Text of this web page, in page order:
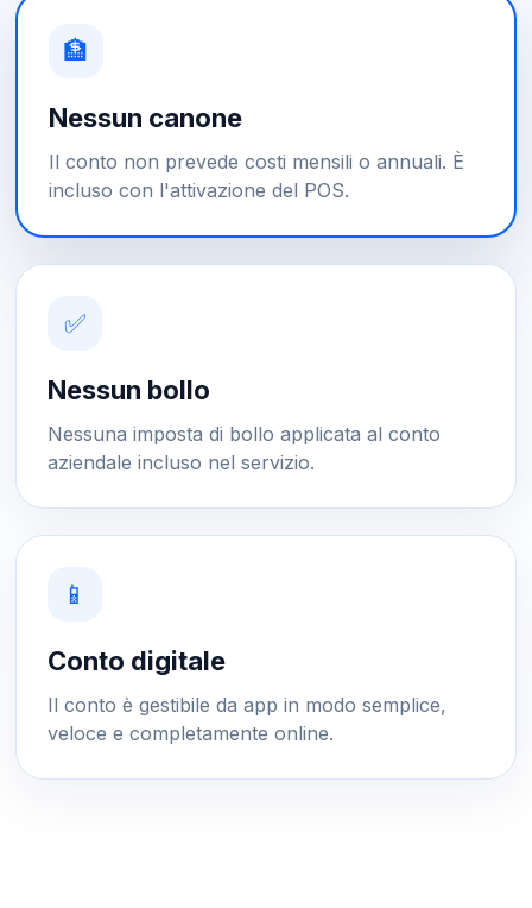
🏦
Nessun canone
Il conto non prevede costi mensili o annuali. È
incluso con l'attivazione del POS.
✅
Nessun bollo
Nessuna imposta di bollo applicata al conto
aziendale incluso nel servizio.
📱
Conto digitale
Il conto è gestibile da app in modo semplice,
veloce e completamente online.